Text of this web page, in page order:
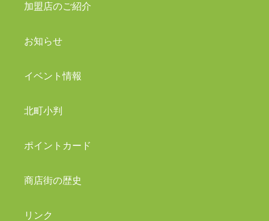
加盟店のご紹介
お知らせ
イベント情報
北町小判
ポイントカード
商店街の歴史
リンク